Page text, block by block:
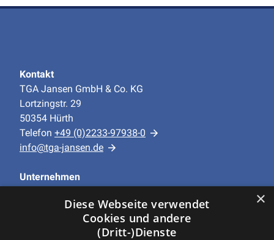
Kontakt
TGA Jansen GmbH & Co. KG
Lortzingstr. 29
50354 Hürth
Telefon +49 (0)2233-97938-0
info@tga-jansen.de
Unternehmen
Barrierefreiheitserklärung
×
Diese Webseite verwendet
Cookies und andere
(Dritt-)Dienste